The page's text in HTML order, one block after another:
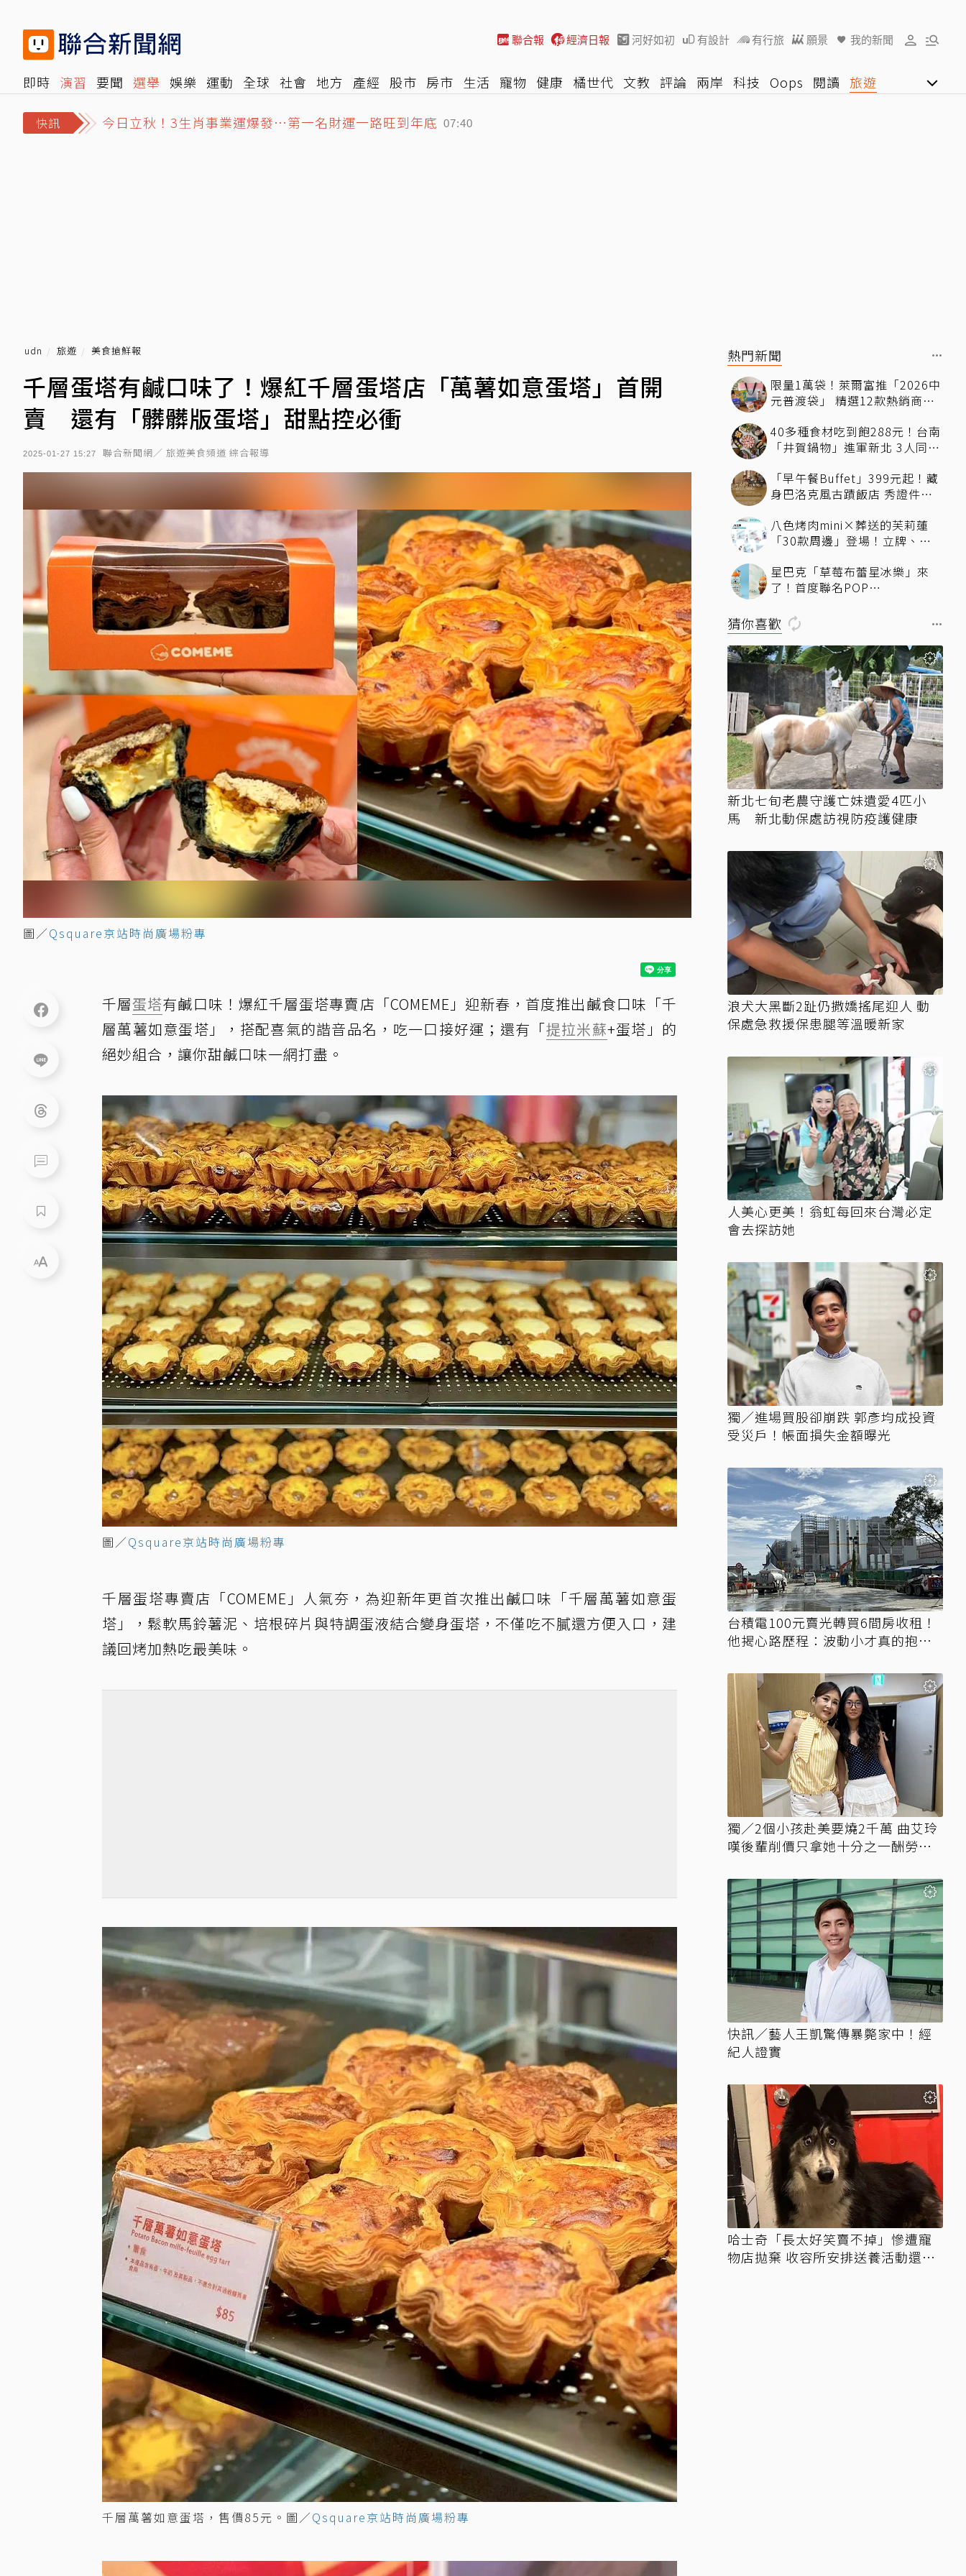
聯合報 經濟日報 河好如初 有設計 有行旅 願景 我的新聞
即時 演習 要聞 選舉 娛樂 運動 全球 社會 地方 產經 股市 房市 生活 寵物 健康 橘世代 文教 評論 兩岸 科技 Oops 閱讀 旅遊
快訊
今日立秋！3生肖事業運爆發…第一名財運一路旺到年底
美股收盤／三大指數收黑…標普500小跌！費半奮力收紅 觀望美伊局勢
udn 旅遊 美食搶鮮報
千層蛋塔有鹹口味了！爆紅千層蛋塔店「萬薯如意蛋塔」首開
賣 還有「髒髒版蛋塔」甜點控必衝
2025-01-27 15:27 聯合新聞網／ 旅遊美食頻道 綜合報導
圖／Qsquare京站時尚廣場粉專
千層蛋塔有鹹口味！爆紅千層蛋塔專賣店「COMEME」迎新春，首度推出鹹食口味「千
層萬薯如意蛋塔」，搭配喜氣的諧音品名，吃一口接好運；還有「提拉米蘇+蛋塔」的
絕妙組合，讓你甜鹹口味一網打盡。
圖／Qsquare京站時尚廣場粉專
千層蛋塔專賣店「COMEME」人氣夯，為迎新年更首次推出鹹口味「千層萬薯如意蛋
塔」，鬆軟馬鈴薯泥、培根碎片與特調蛋液結合變身蛋塔，不僅吃不膩還方便入口，建
議回烤加熱吃最美味。
千層萬薯如意蛋塔，售價85元。圖／Qsquare京站時尚廣場粉專
熱門新聞
限量1萬袋！萊爾富推「2026中
元普渡袋」 精選12款熱銷商品
40多種食材吃到飽288元！台南
「井賀鍋物」進軍新北 3人同行
「早午餐Buffet」399元起！藏
身巴洛克風古蹟飯店 秀證件再
八色烤肉mini×葬送的芙莉蓮
「30款周邊」登場！立牌、鑰
星巴克「草莓布蕾星冰樂」來
了！首度聯名POP
「MOLLYｘBearista小熊杯」
必收藏
猜你喜歡
新北七旬老農守護亡妹遺愛4匹小
馬 新北動保處訪視防疫護健康
浪犬大黑斷2趾仍撒嬌搖尾迎人 動
保處急救援保患腿等溫暖新家
人美心更美！翁虹每回來台灣必定
會去探訪她
獨／進場買股卻崩跌 郭彥均成投資
受災戶！帳面損失金額曝光
台積電100元賣光轉買6間房收租！
他揭心路歷程：波動小才真的抱得
獨／2個小孩赴美要燒2千萬 曲艾玲
嘆後輩削價只拿她十分之一酬勞競
快訊／藝人王凱驚傳暴斃家中！經
紀人證實
哈士奇「長太好笑賣不掉」慘遭寵
物店拋棄 收容所安排送養活動還是